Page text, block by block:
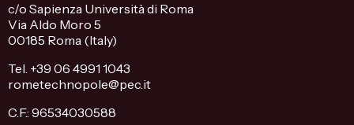
c/o Sapienza Università di Roma
Via Aldo Moro 5
00185 Roma (Italy)
Tel. +39 06 4991 1043
rometechnopole@pec.it
C.F.: 96534030588